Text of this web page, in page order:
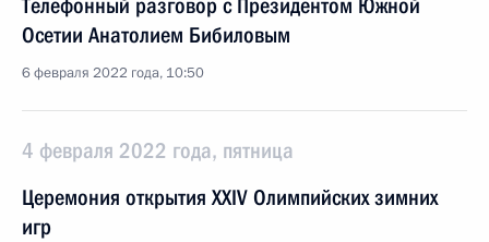
Телефонный разговор с Президентом Южной
Осетии Анатолием Бибиловым
6 февраля 2022 года, 10:50
4 февраля 2022 года, пятница
Церемония открытия XXIV Олимпийских зимних
игр